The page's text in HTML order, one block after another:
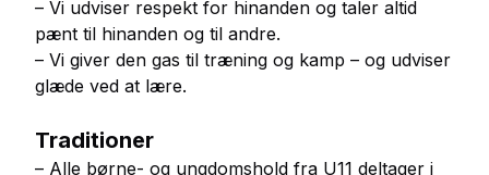
– Vi udviser respekt for hinanden og taler altid
pænt til hinanden og til andre.
– Vi giver den gas til træning og kamp – og udviser
glæde ved at lære.
Traditioner
– Alle børne- og ungdomshold fra U11 deltager i